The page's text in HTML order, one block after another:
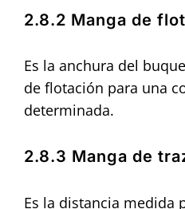
2.8.2 Manga de
Es la anchura del
de flotación para una
determinada.
2.8.3 Manga de
Es la distancia medida